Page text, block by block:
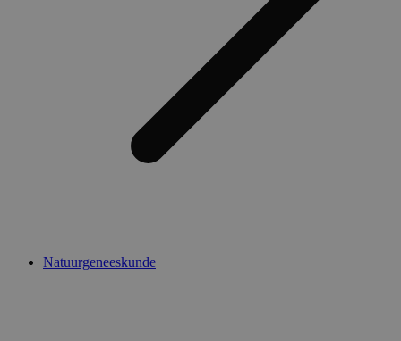
Natuurgeneeskunde